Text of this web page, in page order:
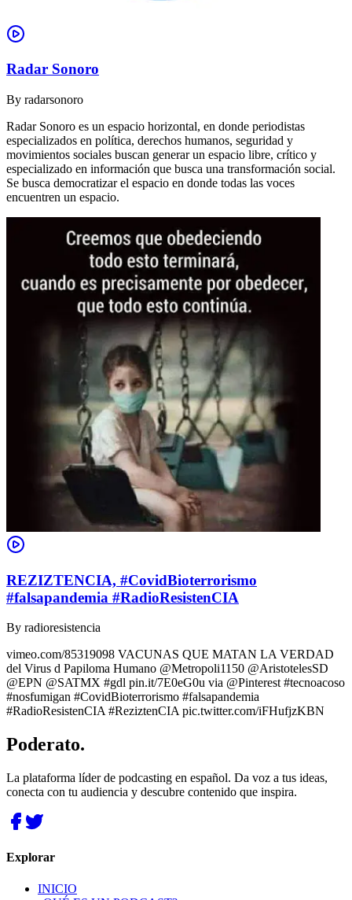
Radar Sonoro
By radarsonoro
Radar Sonoro es un espacio horizontal, en donde periodistas
especializados en política, derechos humanos, seguridad y
movimientos sociales buscan generar un espacio libre, crítico y
especializado en información que busca una transformación social.
Se busca democratizar el espacio en donde todas las voces
encuentren un espacio.
REZIZTENCIA, #CovidBioterrorismo
#falsapandemia #RadioResistenCIA
By radioresistencia
vimeo.com/85319098 VACUNAS QUE MATAN LA VERDAD
del Virus d Papiloma Humano @Metropoli1150 @AristotelesSD
@EPN @SATMX #gdl pin.it/7E0eG0u via @Pinterest #tecnoacoso
#nosfumigan #CovidBioterrorismo #falsapandemia
#RadioResistenCIA #ReziztenCIA pic.twitter.com/iFHufjzKBN
Poderato.
La plataforma líder de podcasting en español. Da voz a tus ideas,
conecta con tu audiencia y descubre contenido que inspira.
Explorar
INICIO